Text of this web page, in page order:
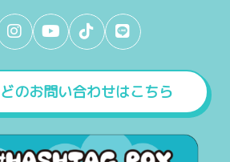
のお問い合わせはこちら